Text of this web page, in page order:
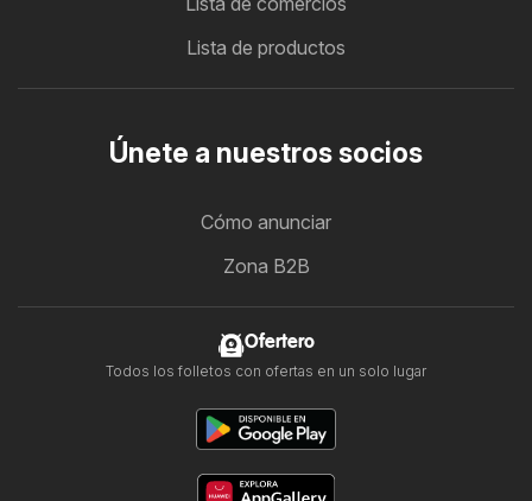
Lista de productos
Únete a nuestros socios
Cómo anunciar
Zona B2B
Ofertero
Todos los folletos con ofertas en un solo lugar